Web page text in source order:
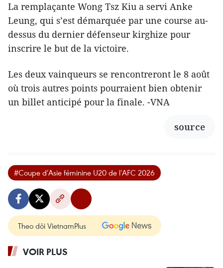
La remplaçante Wong Tsz Kiu a servi Anke
Leung, qui s’est démarquée par une course au-
dessus du dernier défenseur kirghize pour
inscrire le but de la victoire.
Les deux vainqueurs se rencontreront le 8 août
où trois autres points pourraient bien obtenir
un billet anticipé pour la finale. -VNA
source
#Coupe d’Asie féminine U20 de l’AFC 2026
Theo dõi VietnamPlus
VOIR PLUS